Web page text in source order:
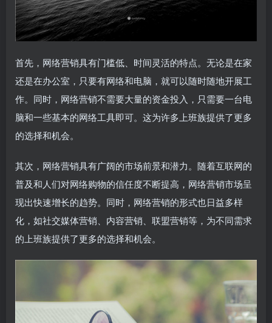
首先，网络营销具有门槛低、时间灵活的特点。无论是在家
还是在办公室，只要有网络和电脑，就可以随时随地开展工
作。同时，网络营销不需要大量的资金投入，只需要一台电
脑和一些基本的网络工具即可。这为许多上班族提供了更多
的选择和机会。
其次，网络营销具有广阔的市场前景和潜力。随着互联网的
普及和人们对网络购物的信任度不断提高，网络营销市场呈
现出快速增长的趋势。同时，网络营销的形式也日益多样
化，如社交媒体营销、内容营销、联盟营销等，为不同需求
的上班族提供了更多的选择和机会。